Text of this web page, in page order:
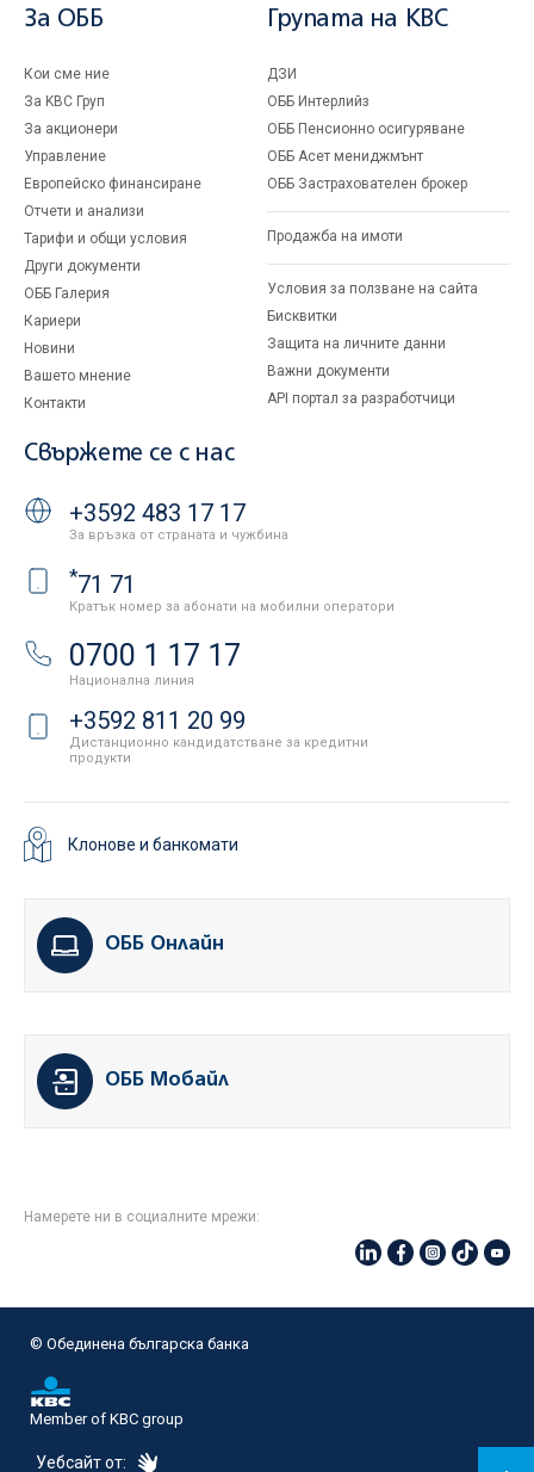
За ОББ
Кои сме ние
За KBC Груп
За акционери
Управление
Европейско финансиране
Отчети и анализи
Тарифи и общи условия
Други документи
ОББ Галерия
Кариери
Новини
Вашето мнение
Контакти
Групата на KBC
ДЗИ
ОББ Интерлийз
ОББ Пенсионно осигуряване
ОББ Асет мениджмънт
ОББ Застрахователен брокер
Продажба на имоти
Условия за ползване на сайта
Бисквитки
Защита на личните данни
Важни документи
API портал за разработчици
Свържете се с нас
+3592 483 17 17
За връзка от страната и чужбина
*71 71
Кратък номер за абонати на мобилни оператори
0700 1 17 17
Национална линия
+3592 811 20 99
Дистанционно кандидатстване за кредитни
продукти
Клонове и банкомати
ОББ Онлайн
ОББ Мобайл
Намерете ни в социалните мрежи:
© Oбединена българска банка
Member of KBC group
Уебсайт от: eDesign